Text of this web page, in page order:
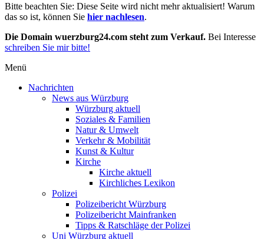
Bitte beachten Sie: Diese Seite wird nicht mehr aktualisiert! Warum
das so ist, können Sie hier nachlesen.
Die Domain wuerzburg24.com steht zum Verkauf. Bei Interesse
schreiben Sie mir bitte!
Menü
Nachrichten
News aus Würzburg
Würzburg aktuell
Soziales & Familien
Natur & Umwelt
Verkehr & Mobilität
Kunst & Kultur
Kirche
Kirche aktuell
Kirchliches Lexikon
Polizei
Polizeibericht Würzburg
Polizeibericht Mainfranken
Tipps & Ratschläge der Polizei
Uni Würzburg aktuell